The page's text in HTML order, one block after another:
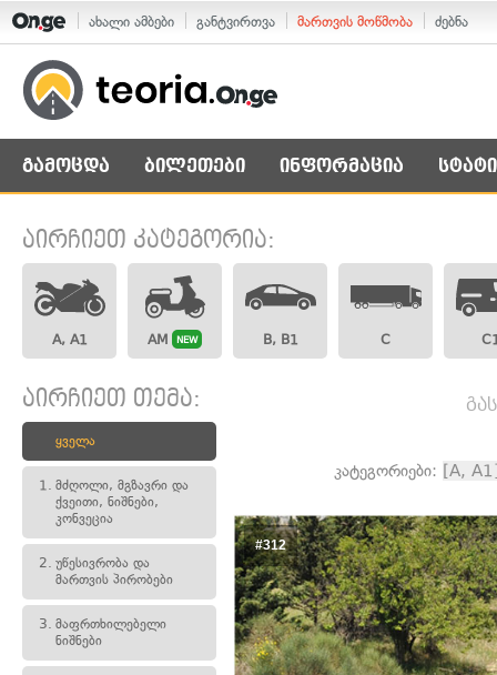
ახალი ამბები განტვირთვა მართვის მოწმობა ძებნა
გამოცდა ბილეთები ინფორმაცია
აირჩიეთ კატეგორია:
A, A1 AM NEW B, B1 C
აირჩიეთ თემა:
ყველა
1. მძღოლი, მგზავრი და
ქვეითი, ნიშნები,
კონვეცია
2. უწესივრობა და
მართვის პირობები
3. მაფრთხილებელი
ნიშნები
კატეგორიები: [A,
#312